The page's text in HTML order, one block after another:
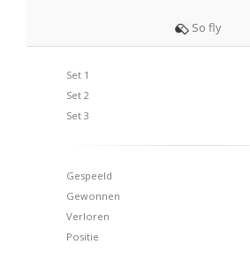
So fly
Set 1
Set 2
Set 3
Gespeeld
Gewonnen
Verloren
Positie